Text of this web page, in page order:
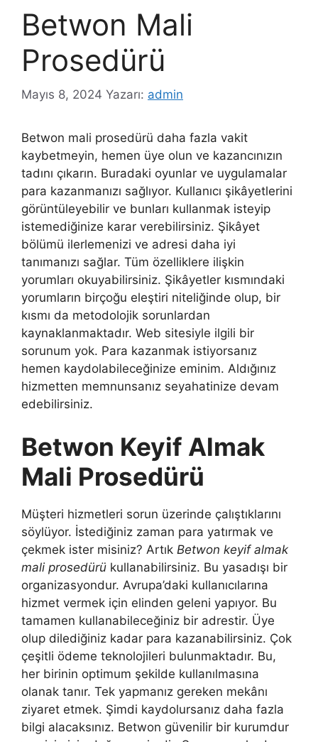
Betwon Mali
Prosedürü
Mayıs 8, 2024 Yazarı: admin
Betwon mali prosedürü daha fazla vakit
kaybetmeyin, hemen üye olun ve kazancınızın
tadını çıkarın. Buradaki oyunlar ve uygulamalar
para kazanmanızı sağlıyor. Kullanıcı şikâyetlerini
görüntüleyebilir ve bunları kullanmak isteyip
istemediğinize karar verebilirsiniz. Şikâyet
bölümü ilerlemenizi ve adresi daha iyi
tanımanızı sağlar. Tüm özelliklere ilişkin
yorumları okuyabilirsiniz. Şikâyetler kısmındaki
yorumların birçoğu eleştiri niteliğinde olup, bir
kısmı da metodolojik sorunlardan
kaynaklanmaktadır. Web sitesiyle ilgili bir
sorunum yok. Para kazanmak istiyorsanız
hemen kaydolabileceğinize eminim. Aldığınız
hizmetten memnunsanız seyahatinize devam
edebilirsiniz.
Betwon Keyif Almak
Mali Prosedürü
Müşteri hizmetleri sorun üzerinde çalıştıklarını
söylüyor. İstediğiniz zaman para yatırmak ve
çekmek ister misiniz? Artık Betwon keyif almak
mali prosedürü kullanabilirsiniz. Bu yasadışı bir
organizasyondur. Avrupa’daki kullanıcılarına
hizmet vermek için elinden geleni yapıyor. Bu
tamamen kullanabileceğiniz bir adrestir. Üye
olup dilediğiniz kadar para kazanabilirsiniz. Çok
çeşitli ödeme teknolojileri bulunmaktadır. Bu,
her birinin optimum şekilde kullanılmasına
olanak tanır. Tek yapmanız gereken mekânı
ziyaret etmek. Şimdi kaydolursanız daha fazla
bilgi alacaksınız. Betwon güvenilir bir kurumdur